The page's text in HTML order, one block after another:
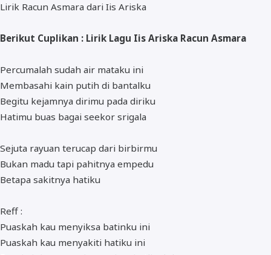
Lirik Racun Asmara dari Iis Ariska
Berikut Cuplikan : Lirik Lagu Iis Ariska Racun Asmara
Percumalah sudah air mataku ini
Membasahi kain putih di bantalku
Begitu kejamnya dirimu pada diriku
Hatimu buas bagai seekor srigala
Sejuta rayuan terucap dari birbirmu
Bukan madu tapi pahitnya empedu
Betapa sakitnya hatiku
Reff :
Puaskah kau menyiksa batinku ini
Puaskah kau menyakiti hatiku ini